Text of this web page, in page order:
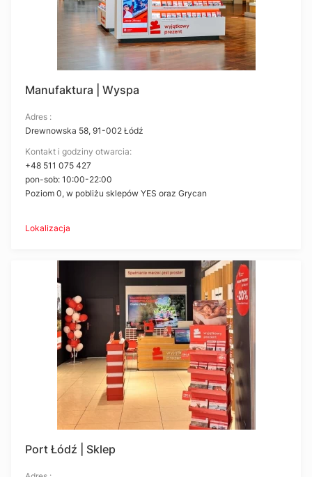
Manufaktura | Wyspa
Adres :
Drewnowska 58, 91-002 Łódź
Kontakt i godziny otwarcia:
+48 511 075 427
pon-sob: 10:00-22:00
Poziom 0, w pobliżu sklepów YES oraz Grycan
Lokalizacja
Port Łódź | Sklep